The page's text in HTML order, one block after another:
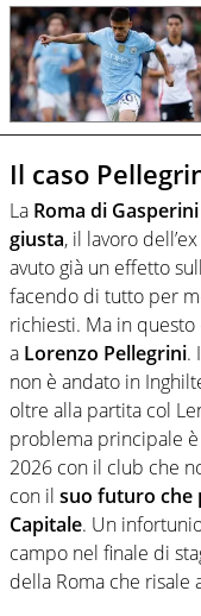
Il caso
La Roma di
giusta, il lavoro
avuto già un effetto
facendo di tutto per
richiesti. Ma in questo
a Lorenzo Pellegrini.
non è andato in
oltre alla partita col
problema principale
2026 con il club che
con il suo futuro che
Capitale. Un
campo nel finale di
della Roma che risale